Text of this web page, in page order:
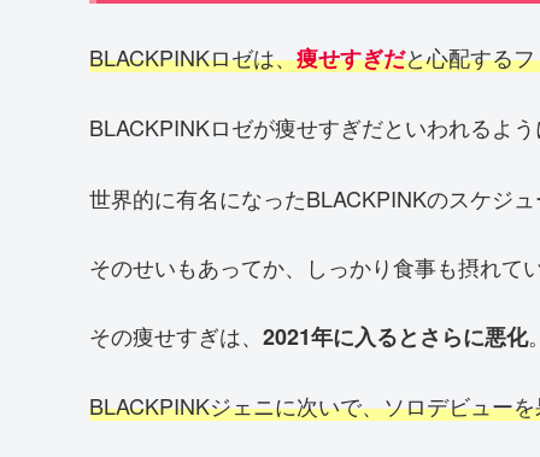
BLACKPINKロゼは、痩せすぎだと心配する
BLACKPINKロゼが痩せすぎだといわれるよ
世界的に有名になったBLACKPINKのスケジ
そのせいもあってか、しっかり食事も摂れて
その痩せすぎは、 2021年に入るとさらに悪化
BLACKPINKジェニに次いで、ソロデビュー